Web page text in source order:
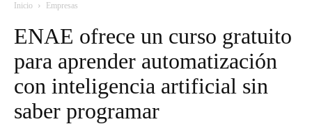
Inicio Empresas
ENAE ofrece un curso gratuito
para aprender automatización
con inteligencia artificial sin
saber programar